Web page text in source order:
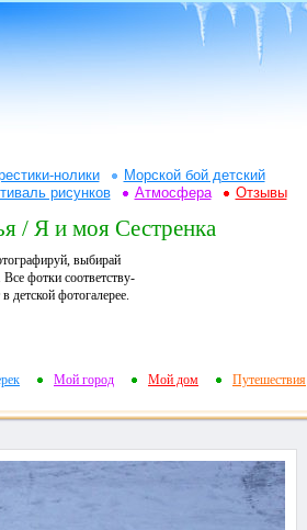
нолики
Морской бой детский
рисунков Атмосфера Отзывы
/ Я и моя Сестренка
выбирай
фотки соответству-
детской фотогалерее.
Мой город Мой дом Путешествия